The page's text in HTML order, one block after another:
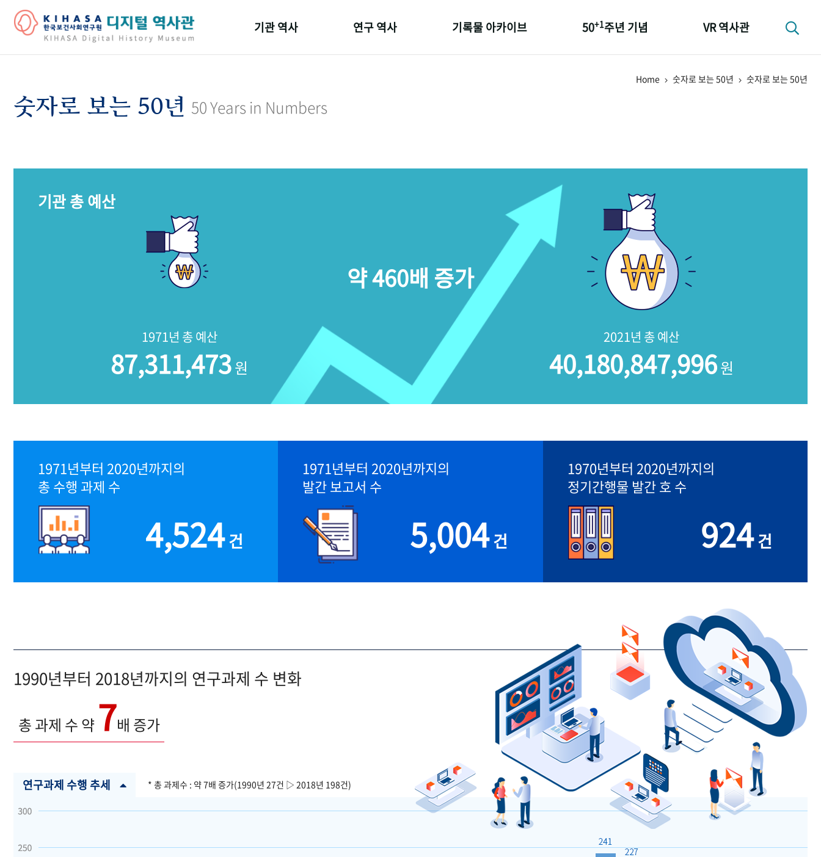
기관 역사 연구 역사 기록물 아카이브 50+1주년 기념 VR 역사관
Home 숫자로 보는 50년 숫자로 보는 50년
숫자로 보는 50년 50 Years in Numbers
기관 총 예산
1971년 총 예산
87,311,473원
2021년 총 예산
40,180,847,996원
약 460배 증가
1971년부터 2020년까지의
총 수행 과제 수
4,524건
1971년부터 2020년까지의
발간 보고서 수
5,004건
1970년부터 2020년까지의
정기간행물 발간 호 수
924건
1990년부터 2018년까지의 연구과제 수 변화
총 과제 수 약7배 증가
연구과제 수행 추세 * 총 과제수 : 약 7배 증가(1990년 27건 ▷ 2018년 198건)